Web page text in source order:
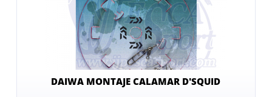
DAIWA MONTAJE CALAMAR D'SQUID